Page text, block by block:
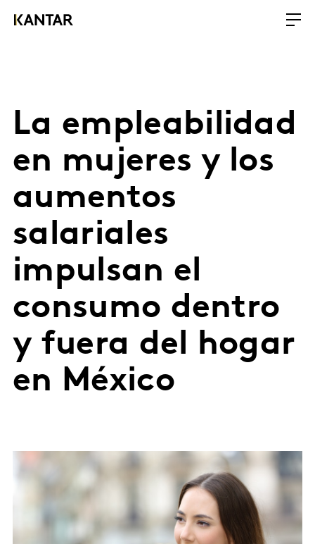
La empleabilidad
en mujeres y los
aumentos
salariales
impulsan el
consumo dentro
y fuera del hogar
en México